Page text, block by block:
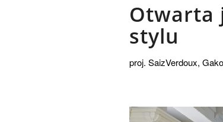
Otwarta
stylu
proj. SaizVerdoux,